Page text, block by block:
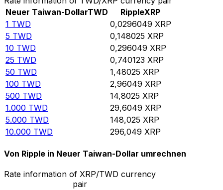
Neuer Taiwan-DollarTWD RippleXRP
1 TWD 0,0296049 XRP
5 TWD 0,148025 XRP
10 TWD 0,296049 XRP
25 TWD 0,740123 XRP
50 TWD 1,48025 XRP
100 TWD 2,96049 XRP
500 TWD 14,8025 XRP
1.000 TWD 29,6049 XRP
5.000 TWD 148,025 XRP
10.000 TWD 296,049 XRP
Von Ripple in Neuer Taiwan-Dollar umrechnen
Rate information of XRP/TWD currency
pair